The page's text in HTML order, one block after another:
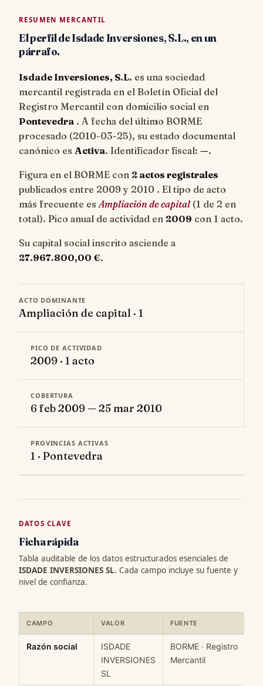
RESUMEN MERCANTIL
El perfil de Isdade Inversiones, S.L., en un
párrafo.
Isdade Inversiones, S.L. es una sociedad
mercantil registrada en el Boletín Oficial del
Registro Mercantil con domicilio social en
Pontevedra . A fecha del último BORME
procesado (2010-03-25), su estado documental
canónico es Activa. Identificador fiscal: —.
Figura en el BORME con 2 actos registrales
publicados entre 2009 y 2010 . El tipo de acto
más frecuente esAmpliación de capital(1 de 2 en
total). Pico anual de actividad en 2009 con 1 acto.
Su capital social inscrito asciende a
27.967.800,00 €.
ACTO DOMINANTE
Ampliación de capital · 1
PICO DE ACTIVIDAD
2009 · 1 acto
COBERTURA
6 feb 2009 — 25 mar 2010
PROVINCIAS ACTIVAS
1 · Pontevedra
DATOS CLAVE
Ficha rápida
Tabla auditable de los datos estructurados esenciales de
ISDADE INVERSIONES SL. Cada campo incluye su fuente y
nivel de confianza.
CAMPO VALOR FUENTE
Razón social
ISDADE
INVERSIONES
SL
BORME · Registro
Mercantil